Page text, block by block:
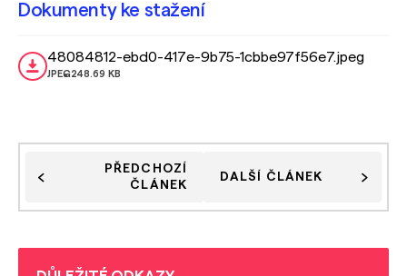
Dokumenty ke stažení
48084812-ebd0-417e-9b75-1cbbe97f56e7.jpeg
JPEG248.69 KB
PŘEDCHOZÍ
ČLÁNEK
DALŠÍ ČLÁNEK